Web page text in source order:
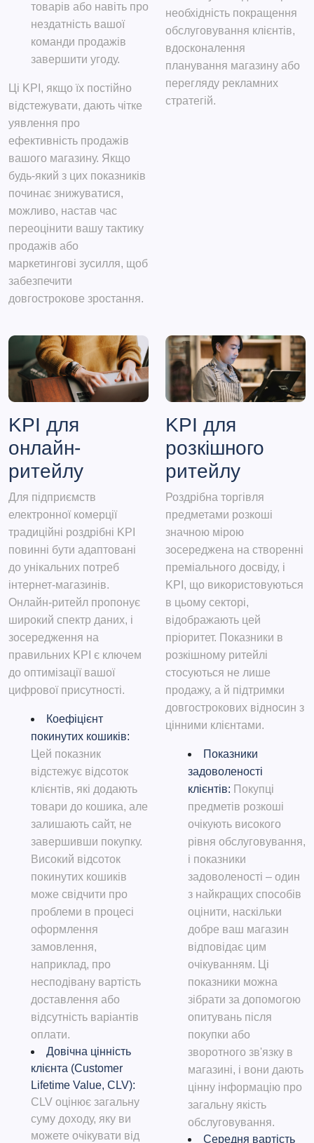
товарів або навіть про
нездатність вашої
команди продажів
завершити угоду.
Ці KPI, якщо їх постійно
відстежувати, дають чітке
уявлення про
ефективність продажів
вашого магазину. Якщо
будь-який з цих показників
починає знижуватися,
можливо, настав час
переоцінити вашу тактику
продажів або
маркетингові зусилля, щоб
забезпечити
довгострокове зростання.
необхідність покращення
обслуговування клієнтів,
вдосконалення
планування магазину або
перегляду рекламних
стратегій.
KPI для
онлайн-
ритейлу
Для підприємств
електронної комерції
традиційні роздрібні KPI
повинні бути адаптовані
до унікальних потреб
інтернет-магазинів.
Онлайн-ритейл пропонує
широкий спектр даних, і
зосередження на
правильних KPI є ключем
до оптимізації вашої
цифрової присутності.
Коефіцієнт
покинутих кошиків:
Цей показник
відстежує відсоток
клієнтів, які додають
товари до кошика, але
залишають сайт, не
завершивши покупку.
Високий відсоток
покинутих кошиків
може свідчити про
проблеми в процесі
оформлення
замовлення,
наприклад, про
несподівану вартість
доставлення або
відсутність варіантів
оплати.
Довічна цінність
клієнта (Customer
Lifetime Value, CLV):
CLV оцінює загальну
суму доходу, яку ви
можете очікувати від
KPI для
розкішного
ритейлу
Роздрібна торгівля
предметами розкоші
значною мірою
зосереджена на створенні
преміального досвіду, і
KPI, що використовуються
в цьому секторі,
відображають цей
пріоритет. Показники в
розкішному ритейлі
стосуються не лише
продажу, а й підтримки
довгострокових відносин з
цінними клієнтами.
Показники
задоволеності
клієнтів: Покупці
предметів розкоші
очікують високого
рівня обслуговування,
і показники
задоволеності – один
з найкращих способів
оцінити, наскільки
добре ваш магазин
відповідає цим
очікуванням. Ці
показники можна
зібрати за допомогою
опитувань після
покупки або
зворотного зв'язку в
магазині, і вони дають
цінну інформацію про
загальну якість
обслуговування.
Середня вартість